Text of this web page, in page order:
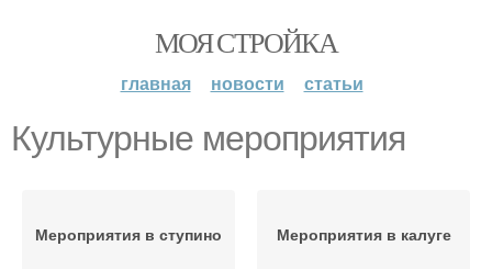
МОЯ СТРОЙКА
главная новости статьи
Культурные мероприятия
Мероприятия в ступино Мероприятия в калуге